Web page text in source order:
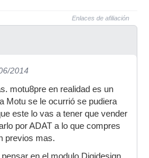
Enlaces de afiliación
2014
motu8pre en realidad es un
Motu se le ocurrió se pudiera
este lo vas a tener que vender
por ADAT a lo que compres
previos mas.